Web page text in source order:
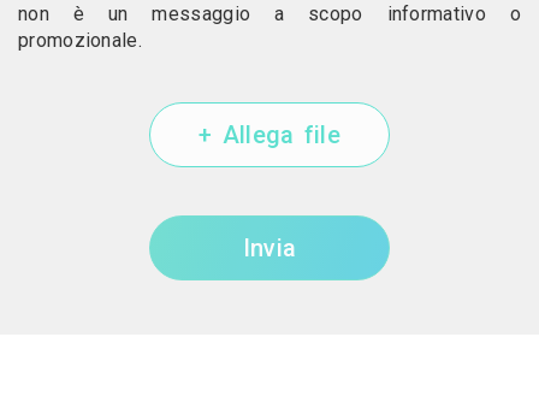
non è un messaggio a scopo informativo o
promozionale.
+ Allega file
Invia